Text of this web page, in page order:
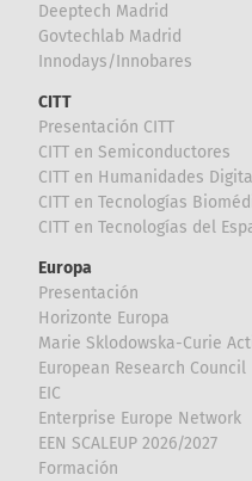
Deeptech Madrid
Govtechlab Madrid
Innodays/Innobares
CITT
Presentación CITT
CITT en Semiconductores
CITT en Humanidades
CITT en Tecnologías
CITT en Tecnologías del
Europa
Presentación
Horizonte Europa
Marie Sklodowska-Curie
European Research Council
EIC
Enterprise Europe Network
EEN SCALEUP 2026/2027
Formación